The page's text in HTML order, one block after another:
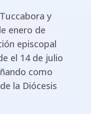
y
enero de
episcopal
el 14 de julio
como
la Diócesis